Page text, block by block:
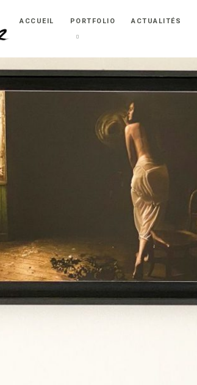
ACCUEIL PORTFOLIO ACTUALITÉS